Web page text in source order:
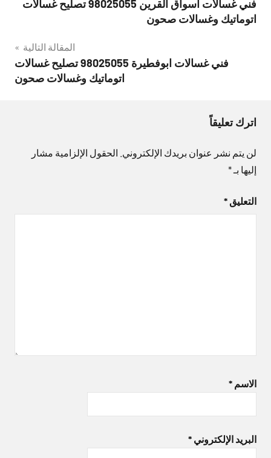
المقالات
فني غسالات اسواق القرين 98025055 تصليح غسالات
اتوماتيك وغسالات صحون
المقالة التالية
فني غسالات ابوفطيرة 98025055 تصليح غسالات
اتوماتيك وغسالات صحون
اترك تعليقاً
لن يتم نشر عنوان بريدك الإلكتروني. الحقول الإلزامية مشار
إليها بـ*
التعليق *
الاسم *
البريد الإلكتروني *